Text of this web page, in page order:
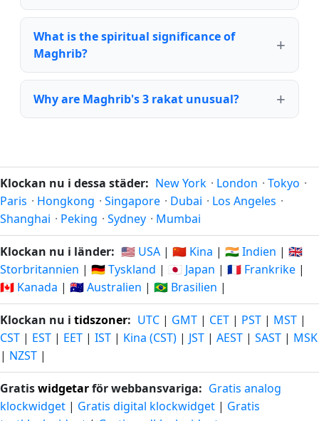
What is the spiritual significance of
Maghrib?
Why are Maghrib's 3 rakat unusual?
Klockan nu i dessa städer: New York · London · Tokyo ·
Paris · Hongkong · Singapore · Dubai · Los Angeles ·
Shanghai · Peking · Sydney · Mumbai
Klockan nu i länder: 🇺🇸 USA | 🇨🇳 Kina | 🇮🇳 Indien | 🇬🇧
Storbritannien | 🇩🇪 Tyskland | 🇯🇵 Japan | 🇫🇷 Frankrike |
🇨🇦 Kanada | 🇦🇺 Australien | 🇧🇷 Brasilien |
Klockan nu i tidszoner: UTC | GMT | CET | PST | MST |
CST | EST | EET | IST | Kina (CST) | JST | AEST | SAST | MSK
| NZST |
Gratiswidgetarför webbansvariga: Gratis analog
klockwidget | Gratis digital klockwidget | Gratis